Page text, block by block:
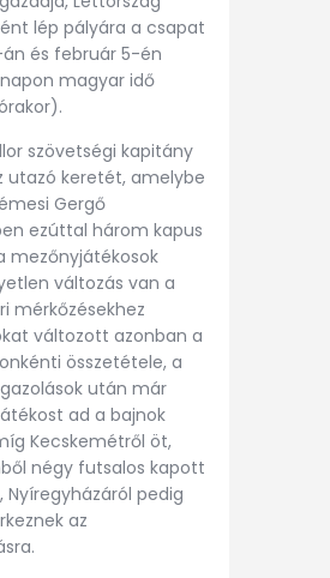
lép pályára a csapat
és február 5-én
magyar idő
szövetségi kapitány
utazó keretét, amelybe
Gergő
ezúttal három kapus
mezőnyjátékosok
változás van a
mérkőzésekhez
változott azonban a
összetétele, a
után már
ad a bajnok
Kecskemétről öt,
négy futsalos kapott
pedig
az